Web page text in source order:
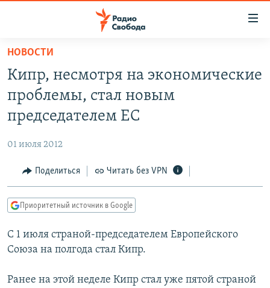
упрощенного
доступа
Вернуться
основному
Вернутся
Вернутся
поиску
ПОДКАСТЫ
АВТОРСКИЕ ПРОЕКТЫ
МНЕНИЯ
КУЛЬТУРА
КАВКАЗ.РЕАЛИИ
СЕВЕР.РЕАЛИИ
РАСПИСАНИЕ ВЕЩАНИЯ
НОВОСТИ
Кипр, несмотря на экономические
проблемы, стал новым
председателем ЕС
01 июля 2012
Поделиться Читать без VPN
Приоритетный источник в Google
С 1 июля страной-председателем Европейского
Союза на полгода стал Кипр.
Ранее на этой неделе Кипр стал уже пятой страной